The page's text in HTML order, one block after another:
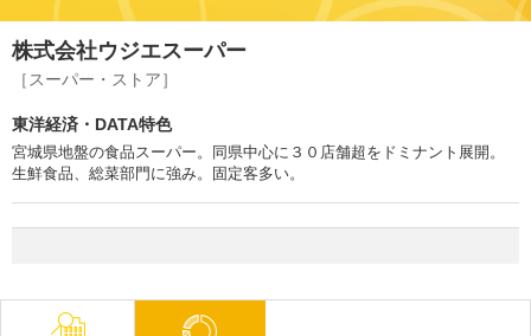
株式会社ウジエスーパー
［スーパー・ストア］
東洋経済・DATA特色
宮城県地盤の食品スーパー。同県中心に３０店舗超をドミナント展開。
生鮮食品、総菜部門に強み。固定客多い。